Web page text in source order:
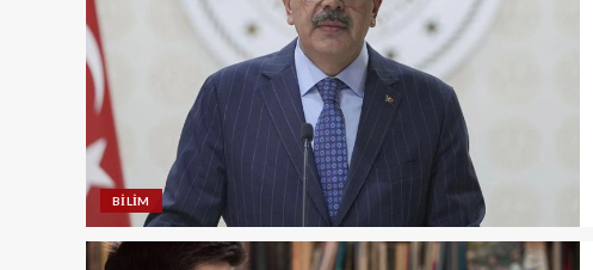
BILIM